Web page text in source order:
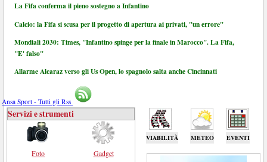
La Fifa conferma il pieno sostegno a Infantino
Calcio: la Fifa si scusa per il progetto di apertura ai privati, "un errore"
Mondiali 2030: Times, "Infantino spinge per la finale in Marocco". La Fifa,
"E' falso"
Allarme Alcaraz verso gli Us Open, lo spagnolo salta anche Cincinnati
Ansa Sport - Tutti gli Rss
VIABILITÀ METEO EVENTI
Servizi e strumenti
Foto Gadget